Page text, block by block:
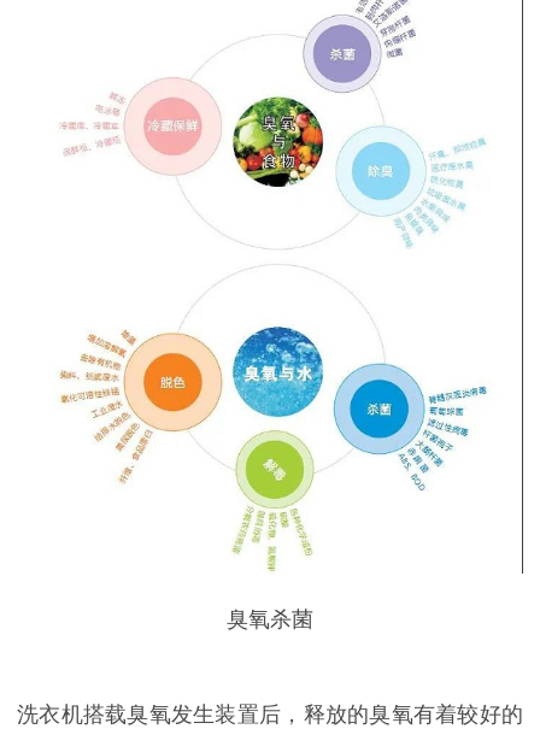
臭氧杀菌
洗衣机搭载臭氧发生装置后，释放的臭氧有着较好的